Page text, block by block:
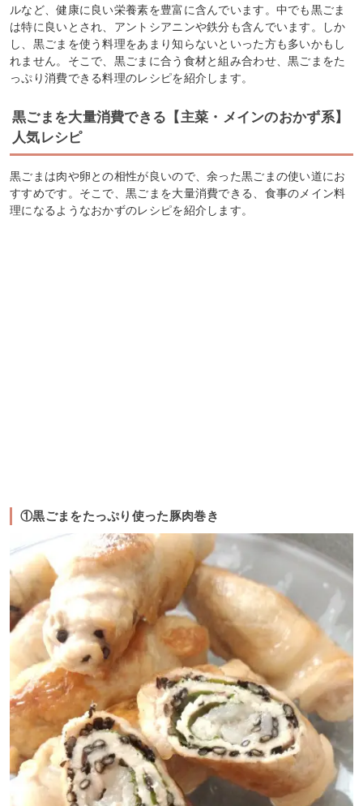
ルなど、健康に良い栄養素を豊富に含んでいます。中でも黒ごま
は特に良いとされ、アントシアニンや鉄分も含んでいます。しか
し、黒ごまを使う料理をあまり知らないといった方も多いかもし
れません。そこで、黒ごまに合う食材と組み合わせ、黒ごまをた
っぷり消費できる料理のレシピを紹介します。
黒ごまを大量消費できる【主菜・メインのおかず系】
人気レシピ
黒ごまは肉や卵との相性が良いので、余った黒ごまの使い道にお
すすめです。そこで、黒ごまを大量消費できる、食事のメイン料
理になるようなおかずのレシピを紹介します。
①黒ごまをたっぷり使った豚肉巻き